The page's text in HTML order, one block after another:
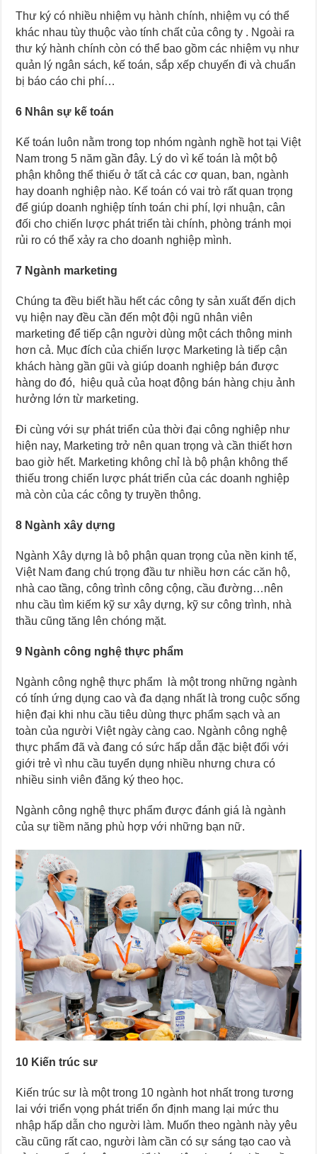
Thư ký có nhiều nhiệm vụ hành chính, nhiệm vụ có thể
khác nhau tùy thuộc vào tính chất của công ty . Ngoài ra
thư ký hành chính còn có thể bao gồm các nhiệm vụ như
quản lý ngân sách, kế toán, sắp xếp chuyến đi và chuẩn
bị báo cáo chi phí…
6 Nhân sự kế toán
Kế toán luôn nằm trong top nhóm ngành nghề hot tại Việt
Nam trong 5 năm gần đây. Lý do vì kế toán là một bộ
phận không thể thiếu ở tất cả các cơ quan, ban, ngành
hay doanh nghiệp nào. Kế toán có vai trò rất quan trọng
để giúp doanh nghiệp tính toán chi phí, lợi nhuận, cân
đối cho chiến lược phát triển tài chính, phòng tránh mọi
rủi ro có thể xảy ra cho doanh nghiệp mình.
7 Ngành marketing
Chúng ta đều biết hầu hết các công ty sản xuất đến dịch
vụ hiện nay đều cần đến một đội ngũ nhân viên
marketing để tiếp cận người dùng một cách thông minh
hơn cả. Mục đích của chiến lược Marketing là tiếp cận
khách hàng gần gũi và giúp doanh nghiệp bán được
hàng do đó, hiệu quả của hoạt động bán hàng chịu ảnh
hưởng lớn từ marketing.
Đi cùng với sự phát triển của thời đại công nghiệp như
hiện nay, Marketing trở nên quan trọng và cần thiết hơn
bao giờ hết. Marketing không chỉ là bộ phận không thể
thiếu trong chiến lược phát triển của các doanh nghiệp
mà còn của các công ty truyền thông.
8 Ngành xây dựng
Ngành Xây dựng là bộ phận quan trọng của nền kinh tế,
Việt Nam đang chú trọng đầu tư nhiều hơn các căn hộ,
nhà cao tầng, công trình công cộng, cầu đường…nên
nhu cầu tìm kiếm kỹ sư xây dựng, kỹ sư công trình, nhà
thầu cũng tăng lên chóng mặt.
9 Ngành công nghệ thực phẩm
Ngành công nghệ thực phẩm là một trong những ngành
có tính ứng dụng cao và đa dạng nhất là trong cuộc sống
hiện đại khi nhu cầu tiêu dùng thực phẩm sạch và an
toàn của người Việt ngày càng cao. Ngành công nghệ
thực phẩm đã và đang có sức hấp dẫn đặc biệt đối với
giới trẻ vì nhu cầu tuyển dụng nhiều nhưng chưa có
nhiều sinh viên đăng ký theo học.
Ngành công nghệ thực phẩm được đánh giá là ngành
của sự tiềm năng phù hợp với những bạn nữ.
10 Kiến trúc sư
Kiến trúc sư là một trong 10 ngành hot nhất trong tương
lai với triển vọng phát triển ổn định mang lại mức thu
nhập hấp dẫn cho người làm. Muốn theo ngành này yêu
cầu cũng rất cao, người làm cần có sự sáng tạo cao và